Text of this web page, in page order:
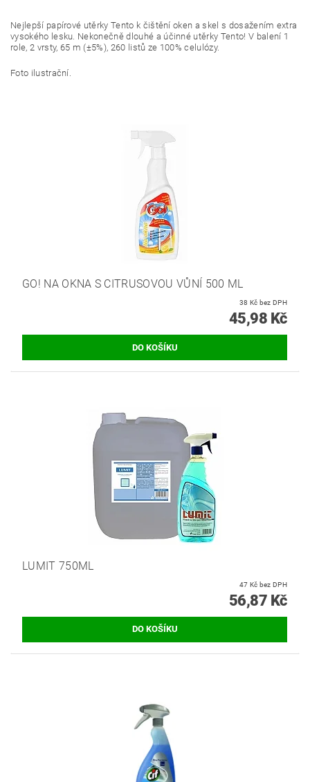
Nejlepší papírové utěrky Tento k čištění oken a skel s dosažením extra
vysokého lesku. Nekonečně dlouhé a účinné utěrky Tento! V balení 1
role, 2 vrsty, 65 m (±5%), 260 listů ze 100% celulózy.
Foto ilustrační.
GO! NA OKNA S CITRUSOVOU VŮNÍ 500 ML
38 Kč bez DPH
45,98 Kč
LUMIT 750ML
47 Kč bez DPH
56,87 Kč